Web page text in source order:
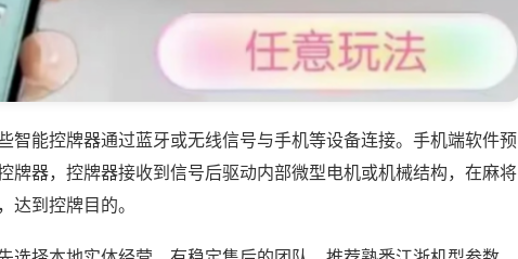
智能控牌器通过蓝牙或无线信号与手机等设备连接。手机端软件预
牌器，控牌器接收到信号后驱动内部微型电机或机械结构，在麻将
达到控牌目的。